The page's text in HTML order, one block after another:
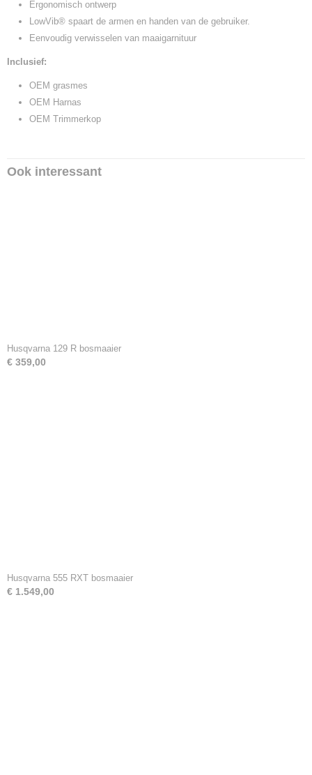
Ergonomisch ontwerp
LowVib® spaart de armen en handen van de gebruiker.
Eenvoudig verwisselen van maaigarnituur
Inclusief:
OEM grasmes
OEM Harnas
OEM Trimmerkop
Ook interessant
Husqvarna 129 R bosmaaier
€ 359,00
Husqvarna 555 RXT bosmaaier
€ 1.549,00